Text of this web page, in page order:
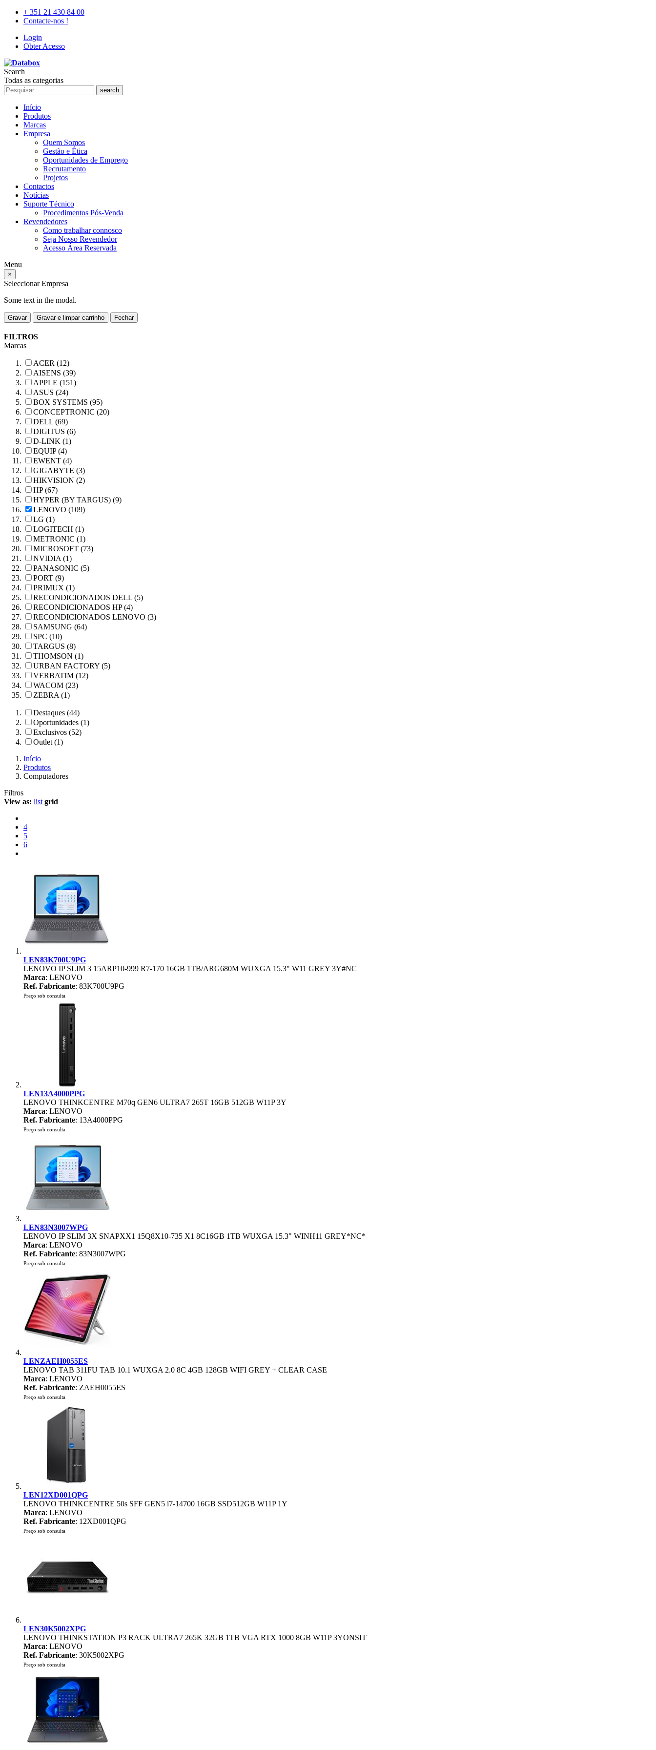
+ 351 21 430 84 00
Contacte-nos !
Login
Obter Acesso
Search
Todas as categorias
search
Início
Produtos
Marcas
Empresa
Quem Somos
Gestão e Ética
Oportunidades de Emprego
Recrutamento
Projetos
Contactos
Notícias
Suporte Técnico
Procedimentos Pós-Venda
Revendedores
Como trabalhar connosco
Seja Nosso Revendedor
Acesso Área Reservada
Menu
×
Seleccionar Empresa
Some text in the modal.
Gravar Gravar e limpar carrinho Fechar
FILTROS
Marcas
ACER (12)
AISENS (39)
APPLE (151)
ASUS (24)
BOX SYSTEMS (95)
CONCEPTRONIC (20)
DELL (69)
DIGITUS (6)
D-LINK (1)
EQUIP (4)
EWENT (4)
GIGABYTE (3)
HIKVISION (2)
HP (67)
HYPER (BY TARGUS) (9)
LENOVO (109)
LG (1)
LOGITECH (1)
METRONIC (1)
MICROSOFT (73)
NVIDIA (1)
PANASONIC (5)
PORT (9)
PRIMUX (1)
RECONDICIONADOS DELL (5)
RECONDICIONADOS HP (4)
RECONDICIONADOS LENOVO (3)
SAMSUNG (64)
SPC (10)
TARGUS (8)
THOMSON (1)
URBAN FACTORY (5)
VERBATIM (12)
WACOM (23)
ZEBRA (1)
Destaques (44)
Oportunidades (1)
Exclusivos (52)
Outlet (1)
Início
Produtos
Computadores
Filtros
View as: list grid
4
5
6
LEN83K700U9PG
LENOVO IP SLIM 3 15ARP10-999 R7-170 16GB 1TB/ARG680M WUXGA 15.3" W11 GREY 3Y#NC
Marca: LENOVO
Ref. Fabricante: 83K700U9PG
Preço sob consulta
LEN13A4000PPG
LENOVO THINKCENTRE M70q GEN6 ULTRA7 265T 16GB 512GB W11P 3Y
Marca: LENOVO
Ref. Fabricante: 13A4000PPG
Preço sob consulta
LEN83N3007WPG
LENOVO IP SLIM 3X SNAPXX1 15Q8X10-735 X1 8C16GB 1TB WUXGA 15.3" WINH11 GREY*NC*
Marca: LENOVO
Ref. Fabricante: 83N3007WPG
Preço sob consulta
LENZAEH0055ES
LENOVO TAB 311FU TAB 10.1 WUXGA 2.0 8C 4GB 128GB WIFI GREY + CLEAR CASE
Marca: LENOVO
Ref. Fabricante: ZAEH0055ES
Preço sob consulta
LEN12XD001QPG
LENOVO THINKCENTRE 50s SFF GEN5 i7-14700 16GB SSD512GB W11P 1Y
Marca: LENOVO
Ref. Fabricante: 12XD001QPG
Preço sob consulta
LEN30K5002XPG
LENOVO THINKSTATION P3 RACK ULTRA7 265K 32GB 1TB VGA RTX 1000 8GB W11P 3YONSIT
Marca: LENOVO
Ref. Fabricante: 30K5002XPG
Preço sob consulta